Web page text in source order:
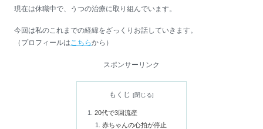
現在は休職中で、うつの治療に取り組んでいます。
今回は私のこれまでの経緯をざっくりお話していきます。
（プロフィールはこちらから）
スポンサーリンク
もくじ
20代で3回流産
赤ちゃんの心拍が停止